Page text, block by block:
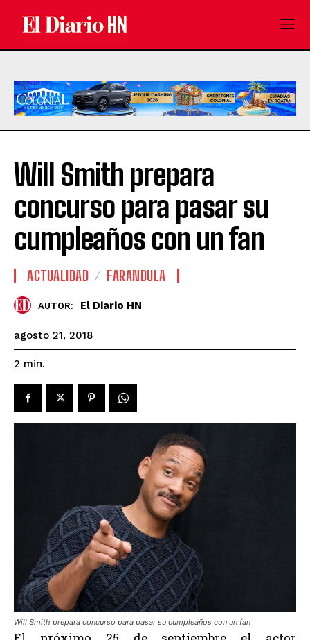
Will Smith prepara
concurso para pasar su
cumpleaños con un fan
ACTUALIDAD FARANDULA
AUTOR: El Diario HN
agosto 21, 2018
2 min.
Will Smith prepara concurso para pasar su cumpleaños con un fan